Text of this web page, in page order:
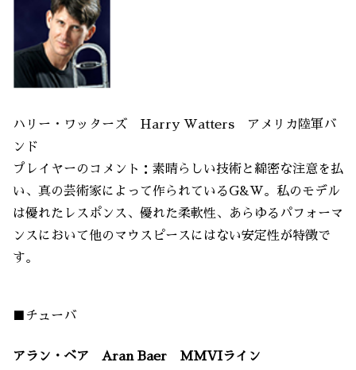
ハリー・ワッターズ Harry Watters アメリカ陸軍バ
ンド
プレイヤーのコメント：素晴らしい技術と綿密な注意を払
い、真の芸術家によって作られているG&W。私のモデル
は優れたレスポンス、優れた柔軟性、あらゆるパフォーマ
ンスにおいて他のマウスピースにはない安定性が特徴で
す。
■チューバ
アラン・ベア Aran Baer MMVIライン